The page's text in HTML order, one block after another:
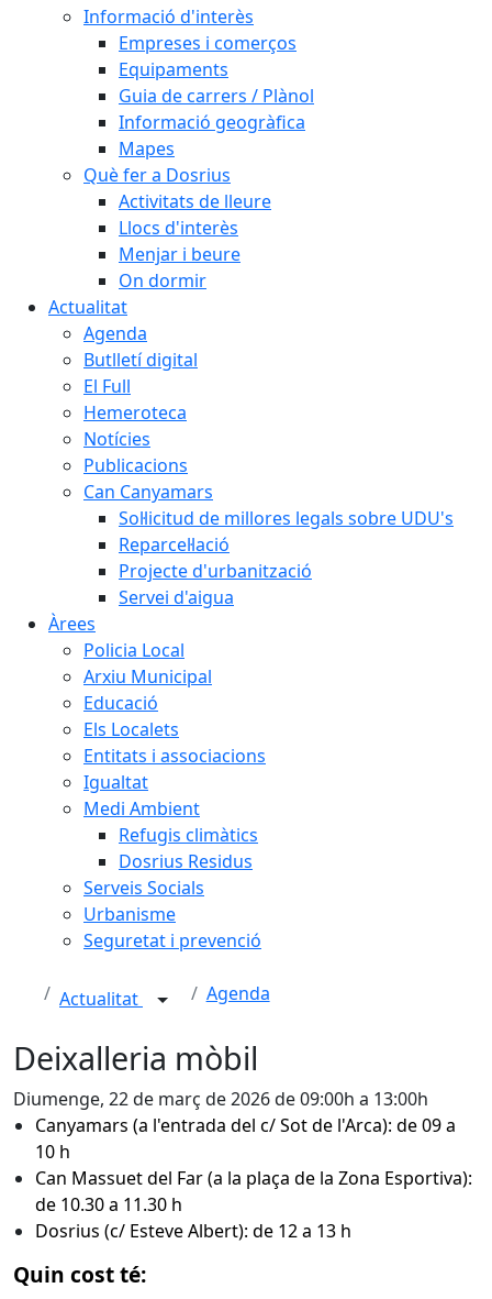
Informació d'interès
Empreses i comerços
Equipaments
Guia de carrers / Plànol
Informació geogràfica
Mapes
Què fer a Dosrius
Activitats de lleure
Llocs d'interès
Menjar i beure
On dormir
Actualitat
Agenda
Butlletí digital
El Full
Hemeroteca
Notícies
Publicacions
Can Canyamars
Sol·licitud de millores legals sobre UDU's
Reparcel·lació
Projecte d'urbanització
Servei d'aigua
Àrees
Policia Local
Arxiu Municipal
Educació
Els Localets
Entitats i associacions
Igualtat
Medi Ambient
Refugis climàtics
Dosrius Residus
Serveis Socials
Urbanisme
Seguretat i prevenció
Actualitat Agenda
Deixalleria mòbil
Diumenge, 22 de març de 2026 de 09:00h a 13:00h
Canyamars (a l'entrada del c/ Sot de l'Arca): de 09 a
10 h
Can Massuet del Far (a la plaça de la Zona Esportiva):
de 10.30 a 11.30 h
Dosrius (c/ Esteve Albert): de 12 a 13 h
Quin cost té: